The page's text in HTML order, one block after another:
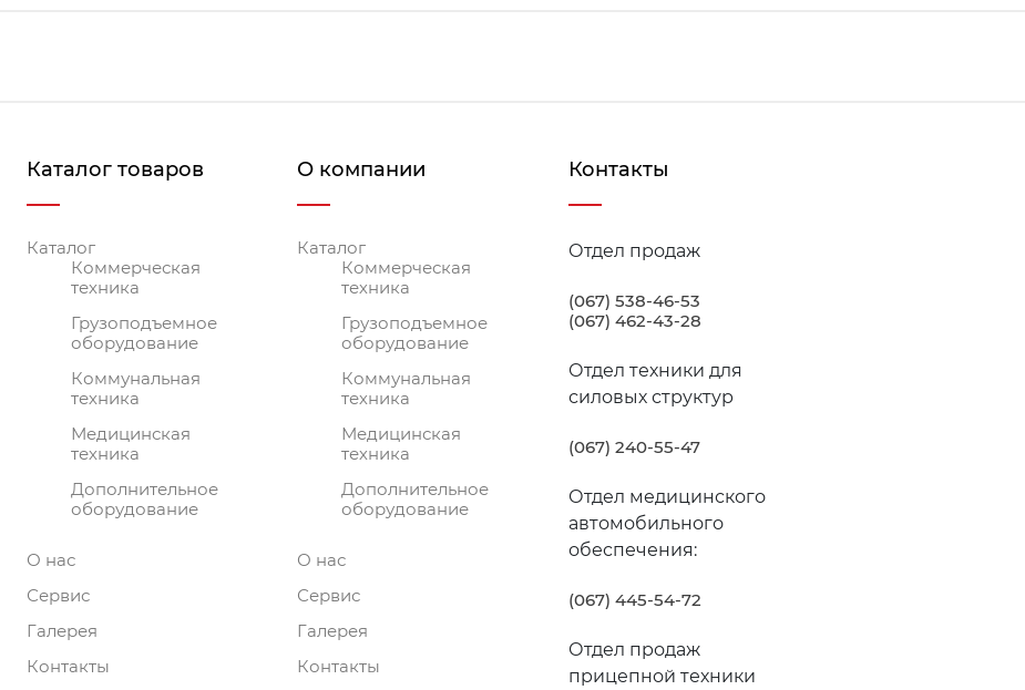
на средне- и высокотоннажные шасси. Они являются идеальным вариантом для компаний, которые
различными видами эвакуаторов: эвакуаторные службы, коммунальные службы,
обратиться к специалистам нашей компании, они имеют большой опыт и сориентируют по основным
и стоимости установки, которая будем максимально соответствовать вашим задачам и автомобилю.
Каталог товаров
Каталог
Коммерческая
техника
Грузоподъемное
оборудование
Коммунальная
техника
Медицинская
техника
Дополнительное
оборудование
О нас
Сервис
Галерея
Контакты
О компании
Каталог
Коммерческая
техника
Грузоподъемное
оборудование
Коммунальная
техника
Медицинская
техника
Дополнительное
оборудование
О нас
Сервис
Галерея
Контакты
Контакты
Отдел продаж
(067) 538-46-53
(067) 462-43-28
Отдел техники для
силовых структур
(067) 240-55-47
Отдел медицинского
автомобильного
обеспечения:
(067) 445-54-72
Отдел продаж
прицепной техники